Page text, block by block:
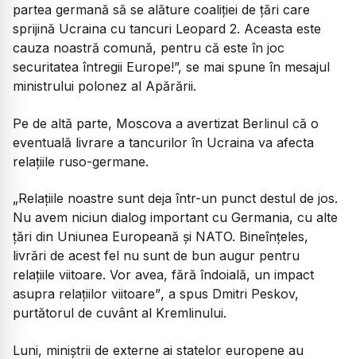
partea germană să se alăture coaliției de țări care
sprijină Ucraina cu tancuri Leopard 2. Aceasta este
cauza noastră comună, pentru că este în joc
securitatea întregii Europe!”, se mai spune în mesajul
ministrului polonez al Apărării.
Pe de altă parte, Moscova a avertizat Berlinul că o
eventuală livrare a tancurilor în Ucraina va afecta
relațiile ruso-germane.
„Relațiile noastre sunt deja într-un punct destul de jos.
Nu avem niciun dialog important cu Germania, cu alte
țări din Uniunea Europeană și NATO. Bineînțeles,
livrări de acest fel nu sunt de bun augur pentru
relațiile viitoare. Vor avea, fără îndoială, un impact
asupra relațiilor viitoare”, a spus Dmitri Peskov,
purtătorul de cuvânt al Kremlinului.
Luni, miniștrii de externe ai statelor europene au